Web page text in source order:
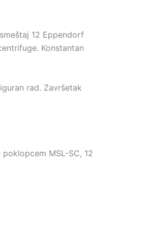
12 Eppendorf
Konstantan
rad. Završetak
MSL-SC, 12